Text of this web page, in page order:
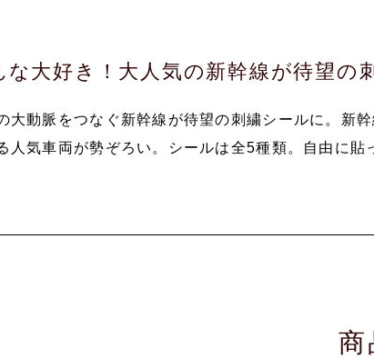
な大好き！大人気の新幹線が待望の
大動脈をつなぐ新幹線が待望の刺繍シールに。新
人気車両が勢ぞろい。シールは全5種類。自由に貼
商